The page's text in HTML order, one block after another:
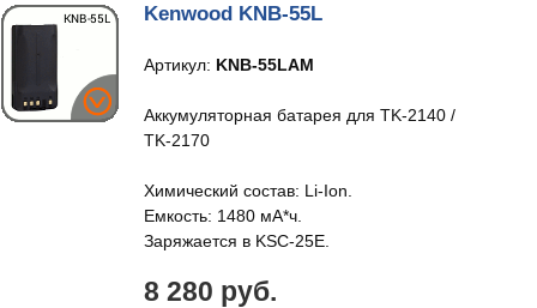
Kenwood KNB-55L
Артикул: KNB-55LAM
Аккумуляторная батарея для TK-2140 /
TK-2170
Химический состав: Li-Ion.
Емкость: 1480 мА*ч.
Заряжается в KSC-25E.
8 280 руб.